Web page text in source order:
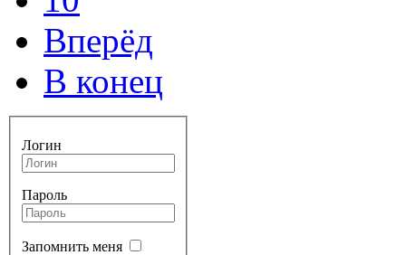
Вперёд
В конец
Логин
Пароль
Запомнить меня